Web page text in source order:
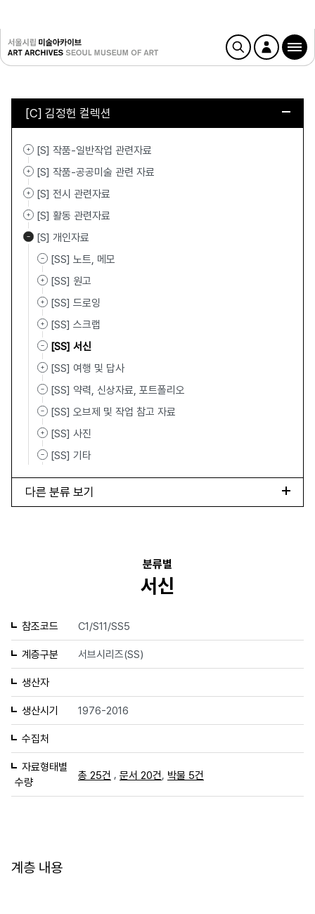
[C] 김정헌 컬렉션
[S] 작품-일반작업 관련자료
[S] 작품-공공미술 관련 자료
[S] 전시 관련자료
[S] 활동 관련자료
[S] 개인자료
[SS] 노트, 메모
[SS] 원고
[SS] 드로잉
[SS] 스크랩
[SS] 서신
[SS] 여행 및 답사
[SS] 약력, 신상자료, 포트폴리오
[SS] 오브제 및 작업 참고 자료
[SS] 사진
[SS] 기타
다른 분류 보기
분류별
서신
참조코드 C1/S11/SS5
계층구분 서브시리즈(SS)
생산자
생산시기 1976-2016
수집처
자료형태별
수량
총 25건 , 문서 20건 박물 5건
계층 내용